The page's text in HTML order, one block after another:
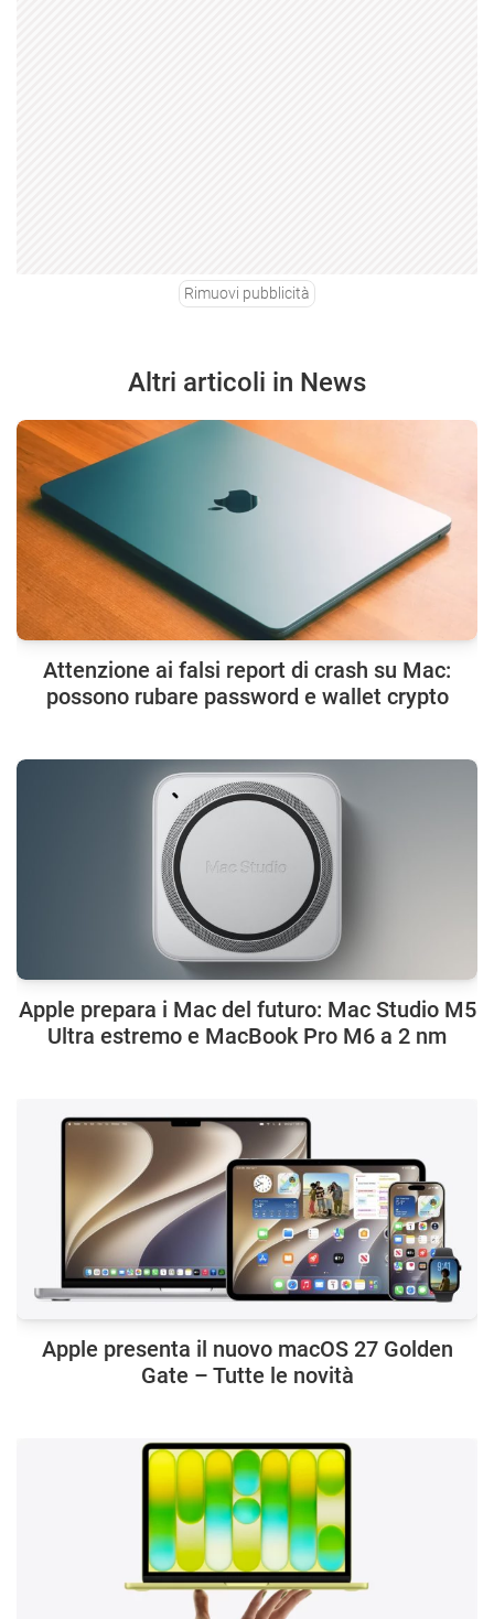
Rimuovi pubblicità
Altri articoli in News
Attenzione ai falsi report di crash su Mac:
possono rubare password e wallet crypto
Apple prepara i Mac del futuro: Mac Studio M5
Ultra estremo e MacBook Pro M6 a 2 nm
Apple presenta il nuovo macOS 27 Golden
Gate – Tutte le novità